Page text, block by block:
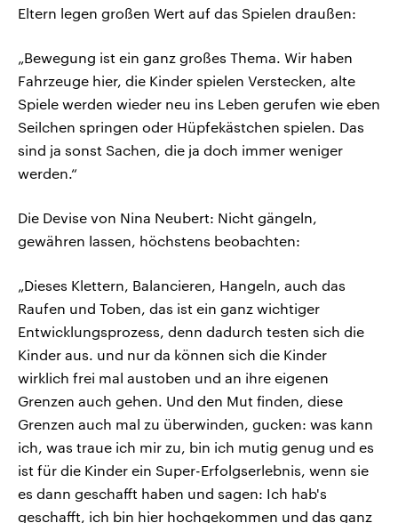
Eltern legen großen Wert auf das Spielen draußen:
„Bewegung ist ein ganz großes Thema. Wir haben
Fahrzeuge hier, die Kinder spielen Verstecken, alte
Spiele werden wieder neu ins Leben gerufen wie eben
Seilchen springen oder Hüpfekästchen spielen. Das
sind ja sonst Sachen, die ja doch immer weniger
werden.“
Die Devise von Nina Neubert: Nicht gängeln,
gewähren lassen, höchstens beobachten:
„Dieses Klettern, Balancieren, Hangeln, auch das
Raufen und Toben, das ist ein ganz wichtiger
Entwicklungsprozess, denn dadurch testen sich die
Kinder aus. und nur da können sich die Kinder
wirklich frei mal austoben und an ihre eigenen
Grenzen auch gehen. Und den Mut finden, diese
Grenzen auch mal zu überwinden, gucken: was kann
ich, was traue ich mir zu, bin ich mutig genug und es
ist für die Kinder ein Super-Erfolgserlebnis, wenn sie
es dann geschafft haben und sagen: Ich hab's
geschafft, ich bin hier hochgekommen und das ganz